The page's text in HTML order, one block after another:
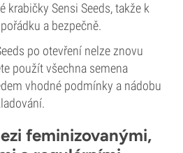
krabičky Sensi Seeds, takže k
a bezpečně.
po otevření nelze znovu
použít všechna semena
vhodné podmínky a nádobu
feminizovanými,